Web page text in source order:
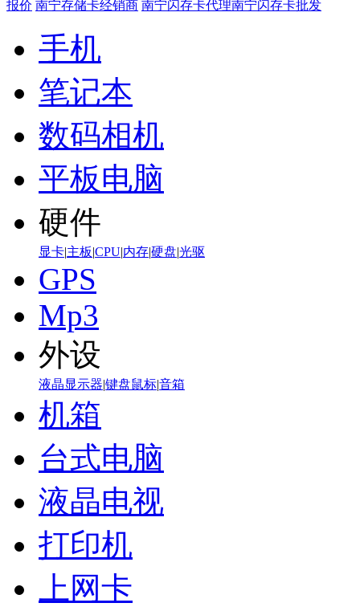
报价 南宁存储卡经销商 南宁闪存卡代理南宁闪存卡批发
手机
笔记本
数码相机
平板电脑
硬件
显卡|主板|CPU|内存|硬盘|光驱
GPS
Mp3
外设
液晶显示器|键盘鼠标|音箱
机箱
台式电脑
液晶电视
打印机
上网卡